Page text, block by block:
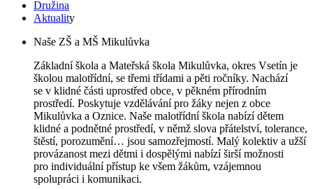
Družina
Aktuality
Naše ZŠ a MŠ Mikulůvka
Základní škola a Mateřská škola Mikulůvka, okres Vsetín je
školou malotřídní, se třemi třídami a pěti ročníky. Nachází
se v klidné části uprostřed obce, v pěkném přírodním
prostředí. Poskytuje vzdělávání pro žáky nejen z obce
Mikulůvka a Oznice. Naše malotřídní škola nabízí dětem
klidné a podnětné prostředí, v němž slova přátelství, tolerance,
štěstí, porozumění… jsou samozřejmostí. Malý kolektiv a užší
provázanost mezi dětmi i dospělými nabízí širší možnosti
pro individuální přístup ke všem žákům, vzájemnou
spolupráci i komunikaci.